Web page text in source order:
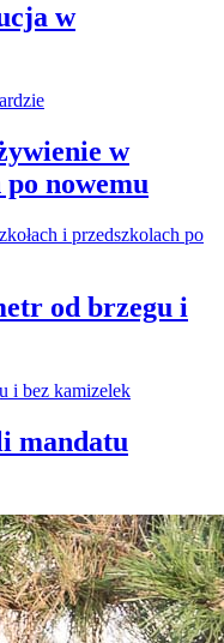
w
w
po nowemu
od brzegu i
mandatu